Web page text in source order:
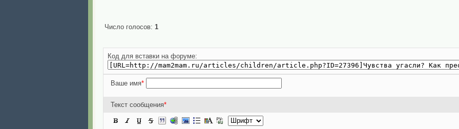
Число голосов: 1
Код для вставки на форуме:
Ваше имя*
Текст сообщения*